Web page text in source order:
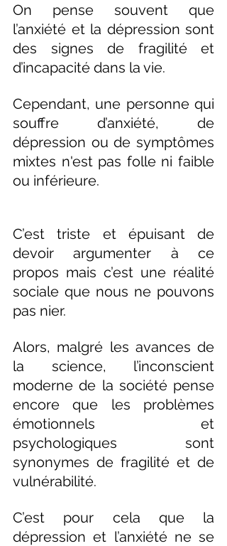
On pense souvent que
l’anxiété et la dépression sont
des signes de fragilité et
d’incapacité dans la vie.
Cependant, une personne qui
souffre d’anxiété, de
dépression ou de symptômes
mixtes n'est pas folle ni faible
ou inférieure.
C’est triste et épuisant de
devoir argumenter à ce
propos mais c’est une réalité
sociale que nous ne pouvons
pas nier.
Alors, malgré les avances de
la science, l’inconscient
moderne de la société pense
encore que les problèmes
émotionnels et
psychologiques sont
synonymes de fragilité et de
vulnérabilité.
C’est pour cela que la
dépression et l’anxiété ne se